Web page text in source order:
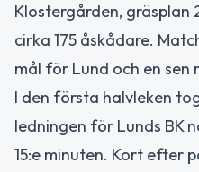
Klostergården, gräsplan
cirka 175 åskådare.
mål för Lund och en sen
I den första halvleken
ledningen för Lunds BK
15:e minuten. Kort efter